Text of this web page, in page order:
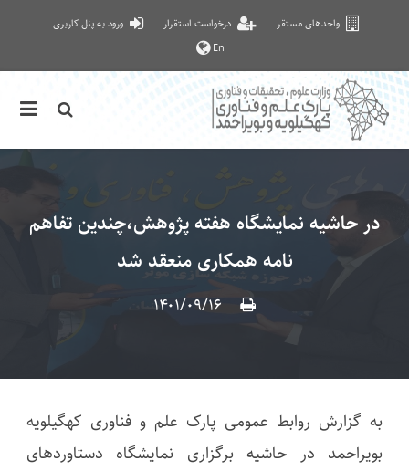
واحدهای مستقر درخواست استقرار
ورود به پنل کاربری
En
در حاشیه نمایشگاه هفته پژوهش،چندین تفاهم
نامه همکاری منعقد شد
۱۴۰۱/۰۹/۱۶
به گزارش روابط عمومی پارک علم و فناوری کهگیلویه
بویراحمد در حاشیه برگزاری نمایشگاه دستاوردهای